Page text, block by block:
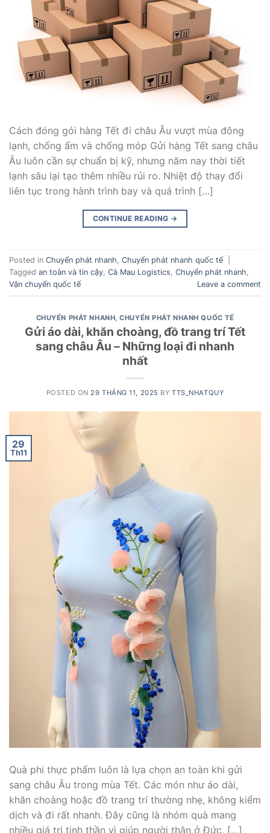
Cách đóng gói hàng Tết đi châu Âu vượt mùa đông
lạnh, chống ẩm và chống móp Gửi hàng Tết sang châu
Âu luôn cần sự chuẩn bị kỹ, nhưng năm nay thời tiết
lạnh sâu lại tạo thêm nhiều rủi ro. Nhiệt độ thay đổi
liên tục trong hành trình bay và quá trình […]
CONTINUE READING →
Posted in Chuyển phát nhanh Chuyển phát nhanh quốc tế
Tagged an toàn và tin cậy Cà Mau Logistics Chuyển phát nhanh
Vận chuyển quốc tế
Leave a comment
CHUYỂN PHÁT NHANH ,CHUYỂN PHÁT NHANH QUỐC TẾ
Gửi áo dài, khăn choàng, đồ trang trí Tết
sang châu Âu – Những loại đi nhanh
nhất
POSTED ON29 THÁNG 11, 2025 BYTTS_NHATQUY
29
Th11
Quà phi thực phẩm luôn là lựa chọn an toàn khi gửi
sang châu Âu trong mùa Tết. Các món như áo dài,
khăn choàng hoặc đồ trang trí thường nhẹ, không kiểm
dịch và đi rất nhanh. Đây cũng là nhóm quà mang
nhiều giá trị tinh thần vì giúp người thân ở Đức, […]